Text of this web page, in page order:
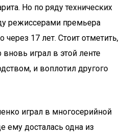
Но по ряду технических
режиссерами премьера
через 17 лет. Стоит отметить,
играл в этой ленте
и воплотил другого
играл в многосерийной
ему досталась одна из